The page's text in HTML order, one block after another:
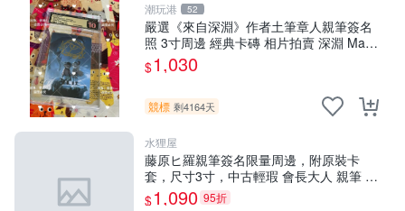
潮玩港 52
嚴選《來自深淵》作者土筆章人親筆簽名
照 3寸周邊 經典卡磚 相片拍賣 深淵 Made
in Abyss 土筆章人 照片
$1,030
競標 剩4164天
水狸屋
藤原ヒ羅親筆簽名限量周邊，附原裝卡
套，尺寸3寸，中古輕瑕 會長大人 親筆 簽
名 周邊 卡套 3寸 中古初瑕
$1,090 95折